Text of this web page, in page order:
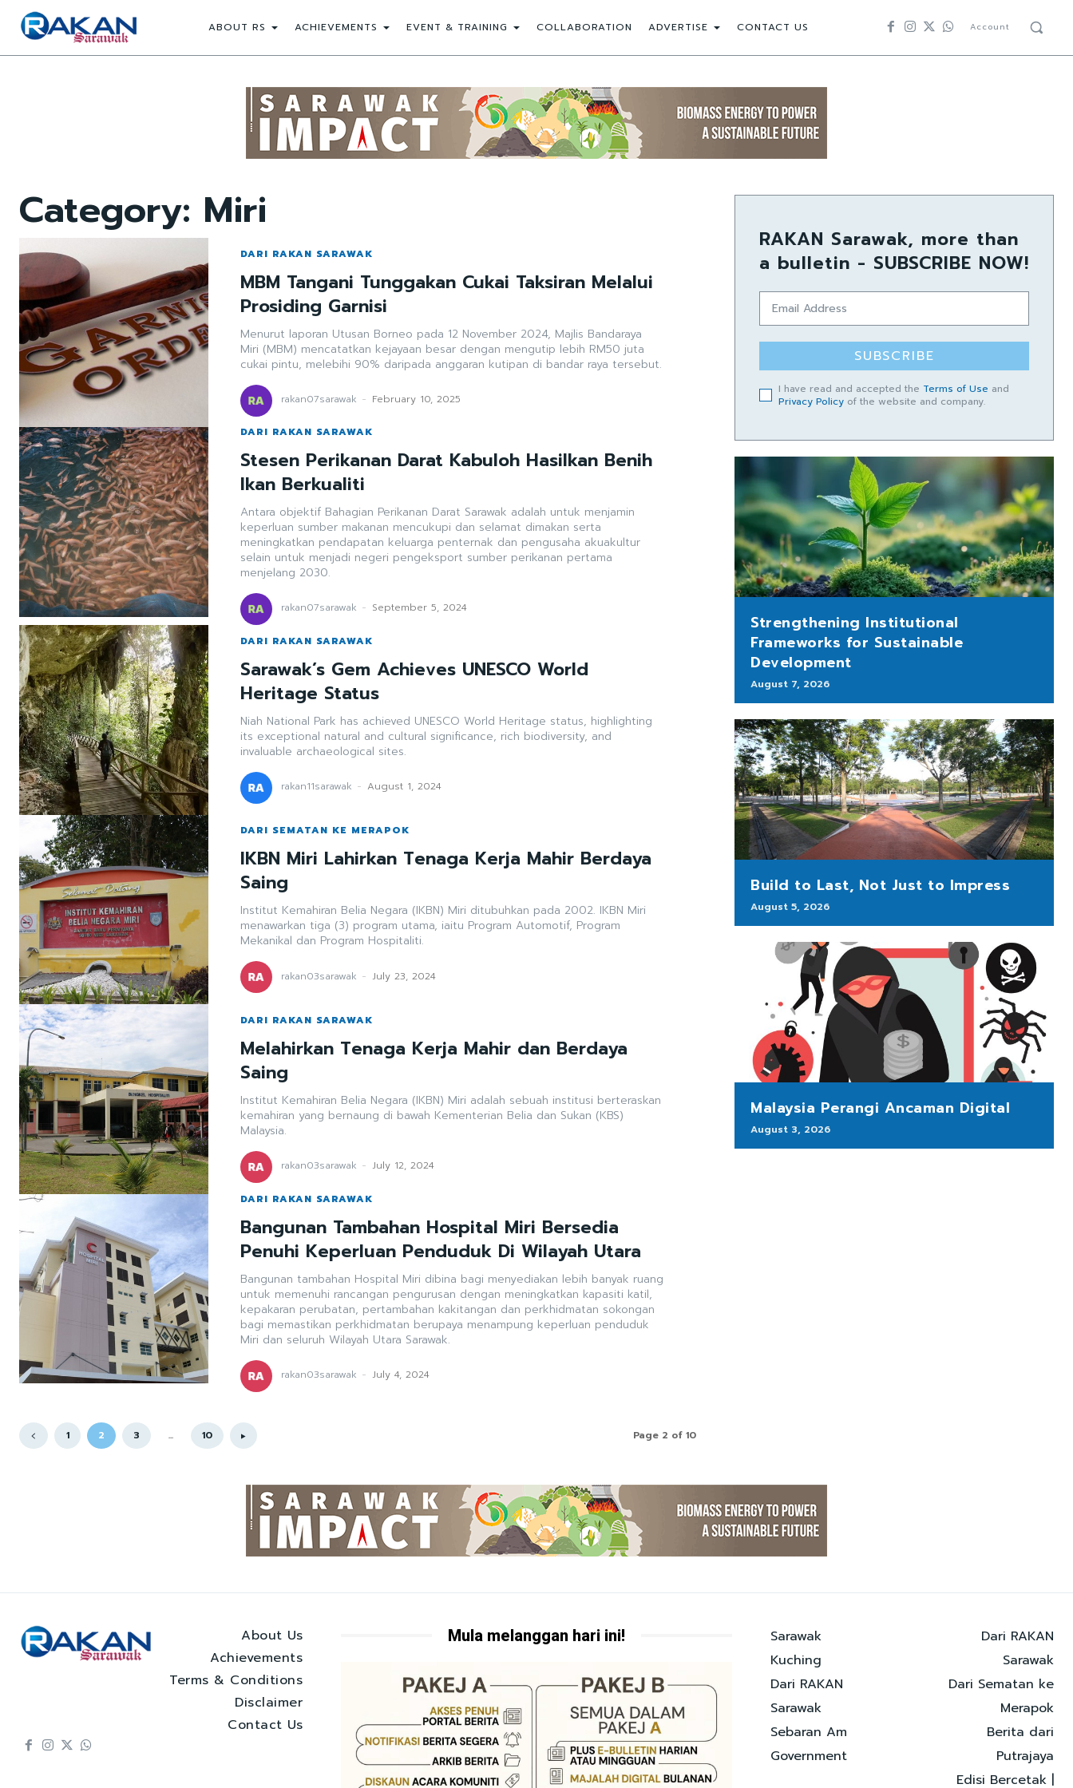
ABOUT RS ACHIEVEMENTS EVENT & TRAINING COLLABORATION ADVERTISE CONTACT US Account
Category: Miri
DARI RAKAN SARAWAK
MBM Tangani Tunggakan Cukai Taksiran Melalui
Prosiding Garnisi
Menurut laporan Utusan Borneo pada 12 November 2024, Majlis Bandaraya
Miri (MBM) mencatatkan kejayaan besar dengan mengutip lebih RM50 juta
cukai pintu, melebihi 90% daripada anggaran kutipan di bandar raya tersebut.
rakan07sarawak - February 10, 2025
DARI RAKAN SARAWAK
Stesen Perikanan Darat Kabuloh Hasilkan Benih
Ikan Berkualiti
Antara objektif Bahagian Perikanan Darat Sarawak adalah untuk menjamin
keperluan sumber makanan mencukupi dan selamat dimakan serta
meningkatkan pendapatan keluarga penternak dan pengusaha akuakultur
selain untuk menjadi negeri pengeksport sumber perikanan pertama
menjelang 2030.
rakan07sarawak - September 5, 2024
DARI RAKAN SARAWAK
Sarawak’s Gem Achieves UNESCO World
Heritage Status
Niah National Park has achieved UNESCO World Heritage status, highlighting
its exceptional natural and cultural significance, rich biodiversity, and
invaluable archaeological sites.
rakan11sarawak - August 1, 2024
DARI SEMATAN KE MERAPOK
IKBN Miri Lahirkan Tenaga Kerja Mahir Berdaya
Saing
Institut Kemahiran Belia Negara (IKBN) Miri ditubuhkan pada 2002. IKBN Miri
menawarkan tiga (3) program utama, iaitu Program Automotif, Program
Mekanikal dan Program Hospitaliti.
rakan03sarawak - July 23, 2024
DARI RAKAN SARAWAK
Melahirkan Tenaga Kerja Mahir dan Berdaya
Saing
Institut Kemahiran Belia Negara (IKBN) Miri adalah sebuah institusi berteraskan
kemahiran yang bernaung di bawah Kementerian Belia dan Sukan (KBS)
Malaysia.
rakan03sarawak - July 12, 2024
DARI RAKAN SARAWAK
Bangunan Tambahan Hospital Miri Bersedia
Penuhi Keperluan Penduduk Di Wilayah Utara
Bangunan tambahan Hospital Miri dibina bagi menyediakan lebih banyak ruang
untuk memenuhi rancangan pengurusan dengan meningkatkan kapasiti katil,
kepakaran perubatan, pertambahan kakitangan dan perkhidmatan sokongan
bagi memastikan perkhidmatan berupaya menampung keperluan penduduk
Miri dan seluruh Wilayah Utara Sarawak.
rakan03sarawak - July 4, 2024
1 2 3 ... 10 Page 2 of 10
RAKAN Sarawak, more than
a bulletin - SUBSCRIBE NOW!
SUBSCRIBE
I have read and accepted the Terms of Use and
Privacy Policy of the website and company.
Strengthening Institutional
Frameworks for Sustainable
Development
August 7, 2026
Build to Last, Not Just to Impress
August 5, 2026
Malaysia Perangi Ancaman Digital
August 3, 2026
About Us
Achievements
Terms & Conditions
Disclaimer
Contact Us
Mula melanggan hari ini!
Sarawak
Kuching
Dari RAKAN
Sarawak
Sebaran Am
Government
Dari RAKAN
Sarawak
Dari Sematan ke
Merapok
Berita dari
Putrajaya
Edisi Bercetak |